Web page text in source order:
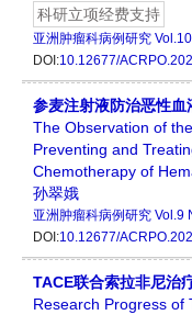
科研立项经费支持
亚洲肿瘤科病例研究
DOI:10.12677/
参麦注射液防治恶性
The Observation of
Preventing and
Chemotherapy of
孙翠娥
亚洲肿瘤科病例研究 Vol.9
DOI:10.12677/
TACE联合索拉非尼治
Research Progress of